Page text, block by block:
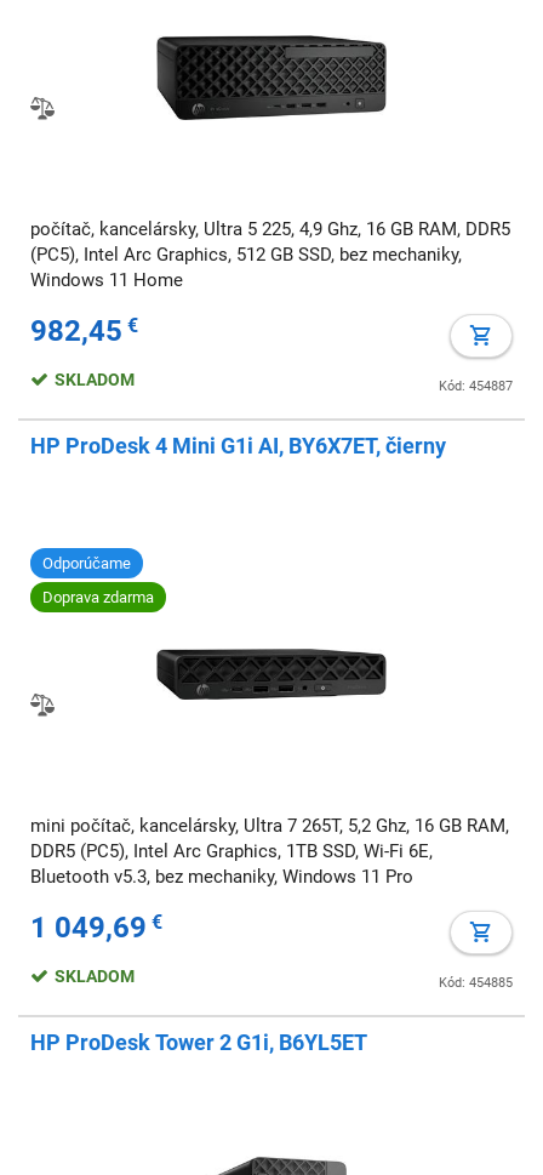
počítač, kancelársky, Ultra 5 225, 4,9 Ghz, 16 GB RAM, DDR5
(PC5), Intel Arc Graphics, 512 GB SSD, bez mechaniky,
Windows 11 Home
982,45 €
Kód: 454887
SKLADOM
HP ProDesk 4 Mini G1i AI, BY6X7ET, čierny
Odporúčame
Doprava zdarma
mini počítač, kancelársky, Ultra 7 265T, 5,2 Ghz, 16 GB RAM,
DDR5 (PC5), Intel Arc Graphics, 1TB SSD, Wi-Fi 6E,
Bluetooth v5.3, bez mechaniky, Windows 11 Pro
1 049,69 €
Kód: 454885
SKLADOM
HP ProDesk Tower 2 G1i, B6YL5ET